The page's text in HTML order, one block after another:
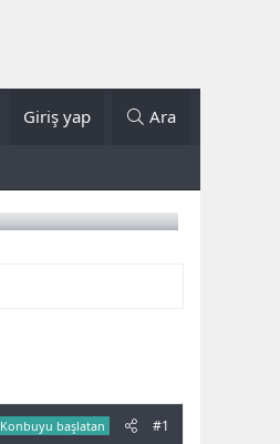
Giriş yap Ara
Konbuyu başlatan #1